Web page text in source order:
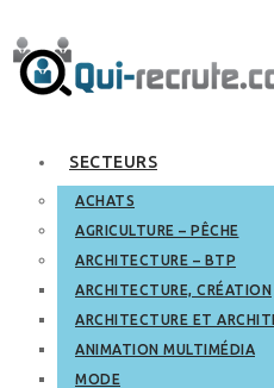
SECTEURS
ACHATS
AGRICULTURE – PÊCHE
ARCHITECTURE – BTP
ARCHITECTURE, CRÉATION
ARCHITECTURE ET
ANIMATION MULTIMÉDIA
MODE